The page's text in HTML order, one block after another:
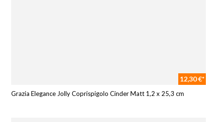
12,30 €*
Grazia Elegance Jolly Coprispigolo Cinder Matt 1,2 x 25,3 cm